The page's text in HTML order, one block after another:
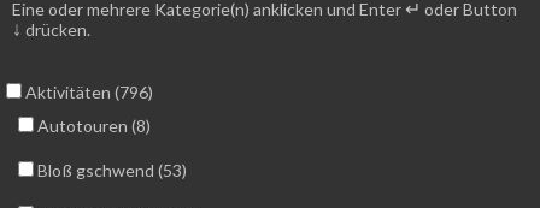
Eine oder mehrere Kategorie(n) anklicken und Enter ↵ oder Button
↓ drücken.
Aktivitäten (796)
Autotouren (8)
Bloß gschwend (53)